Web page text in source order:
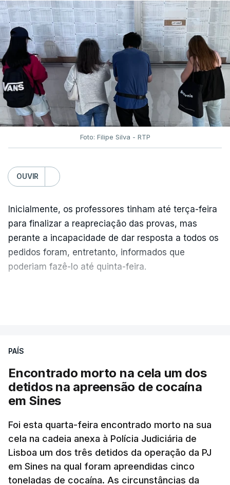
Foto: Filipe Silva - RTP
OUVIR
Inicialmente, os professores tinham até terça-feira
para finalizar a reapreciação das provas, mas
perante a incapacidade de dar resposta a todos os
pedidos foram, entretanto, informados que
poderiam fazê-lo até quinta-feira.
No domingo, estavam concluídos cerca de 50 por
cento dos mais de 20 mil pedidos de reapreciação,
mas Cristina Mota, porta-voz da Missão Escola
Pública, tem dúvidas de que o processo esteja
"Durante o fim de semana e nos últimos dias,
apercebamo-nos que ainda estão a ser
convocados professores para reapreciações"
disse a professora à agência Lusa."Será
PAÍS
Encontrado morto na cela um dos
detidos na apreensão de cocaína
em Sines
Foi esta quarta-feira encontrado morto na sua
cela na cadeia anexa à Polícia Judiciária de
Lisboa um dos três detidos da operação da PJ
em Sines na qual foram apreendidas cinco
toneladas de cocaína. As circunstâncias da